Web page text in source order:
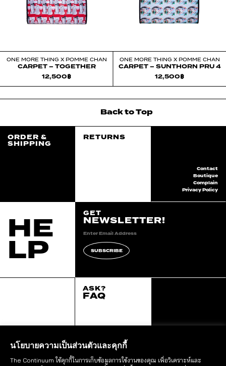
ONE MORE THING X POMME CHAN
CARPET – TOGETHER
12,500฿
ONE MORE THING X POMME CHAN
CARPET – SUNTHORN PRU 4
12,500฿
ORDER &
SHIPPING
HE
LP
BacktoTop
RETURNS
GET
NEWSLETTER!
SUBSCRIBE
right reserved.::*
Contact
Boutique
Complain
Privacy Policy
ASK?
FAQ
นโยบายความเป็นส่วนตัวและคุกกี้
The Continuum ใช้คุกกี้ในการเก็บข้อมูลการใช้งานของคุณ เพื่อวิเคราะห์และ